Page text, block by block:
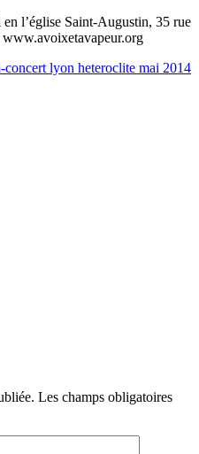
en l’église Saint-Augustin, 35 rue
Les champs obligatoires